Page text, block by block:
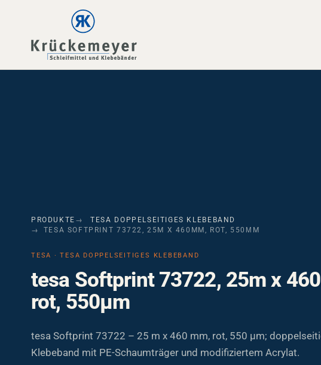
Skip to main navigation
Skip to main content
Skip to page footer
PRODUKTE
TESA DOPPELSEITIGES KLEBEBAND
TESA SOFTPRINT 73722, 25M X 460MM, ROT, 550ΜM
TESA · TESA DOPPELSEITIGES KLEBEBAND
tesa Softprint 73722, 25m x
rot, 550µm
tesa Softprint 73722 – 25 m x 460 mm, rot, 550 µm;
Klebeband mit PE-Schaumträger und modifiziertem Acrylat.